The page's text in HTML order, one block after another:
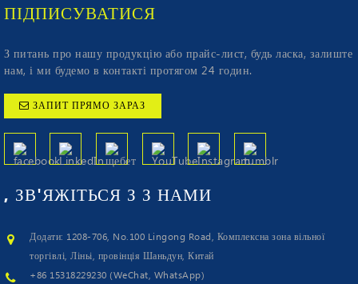
ПІДПИСУВАТИСЯ
З питань про нашу продукцію або прайс-лист, будь ласка, залиште
нам, і ми будемо в контакті протягом 24 годин.
ЗАПИТ ПРЯМО ЗАРАЗ
, ЗВ'ЯЖІТЬСЯ З З НАМИ
Додати: 1208-706, No.100 Lingong Road, Комплексна зона вільної
торгівлі, Ліньі, провінція Шаньдун, Китай
+86 15318229230 (WeChat, WhatsApp)